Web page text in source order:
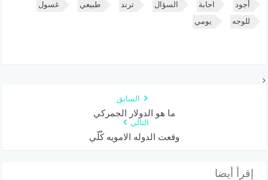
أجود اجابة السؤال ترند طبيعي غسول
للوجه يومي
السابق
ما هو الدولار الجمركي
التالي
وقعت الدوله الامويه كُلّي
إقرأ أيضا